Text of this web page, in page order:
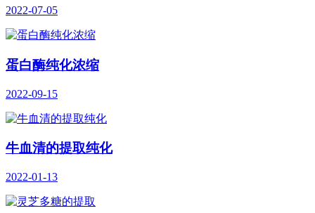
2022-07-05
蛋白酶纯化浓缩
2022-09-15
牛血清的提取纯化
2022-01-13